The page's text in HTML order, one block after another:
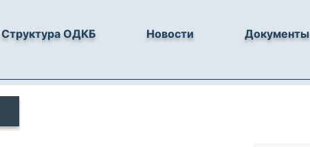
Структура ОДКБ Новости Документы